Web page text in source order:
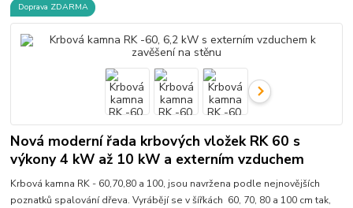
Doprava ZDARMA
Nová moderní řada krbových vložek RK 60 s
výkony 4 kW až 10 kW a externím vzduchem
Krbová kamna RK - 60,70,80 a 100, jsou navržena podle nejnovějších
poznatků spalování dřeva. Vyrábějí se v šířkách 60, 70, 80 a 100 cm tak,